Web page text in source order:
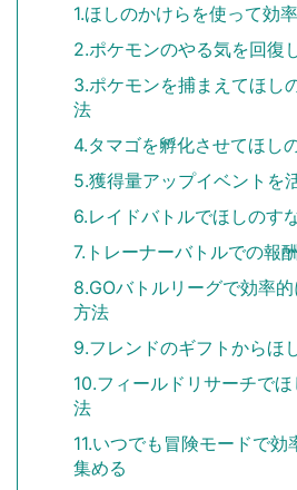
1.ほしのかけらを使って効
2.ポケモンのやる気を回復
3.ポケモンを捕まえてほし
法
4.タマゴを孵化させてほし
5.獲得量アップイベントを
6.レイドバトルでほしのす
7.トレーナーバトルでの報
8.GOバトルリーグで効率
方法
9.フレンドのギフトからほ
10.フィールドリサーチで
法
11.いつでも冒険モードで
集める